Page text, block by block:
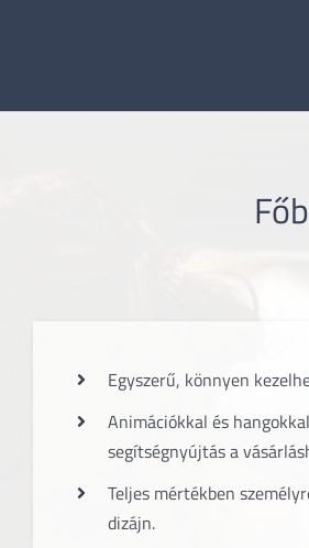
Egyszerű, könnyen
Animációkkal és
segítségnyújtás a
Teljes mértékben
dizájn.